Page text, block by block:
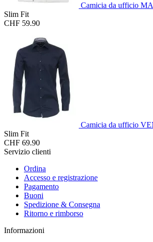
Camicia da ufficio
Slim Fit
CHF 59.90
Camicia da ufficio
Slim Fit
CHF 69.90
Servizio clienti
Ordina
Accesso e registrazione
Pagamento
Buoni
Spedizione & Consegna
Ritorno e rimborso
Informazioni